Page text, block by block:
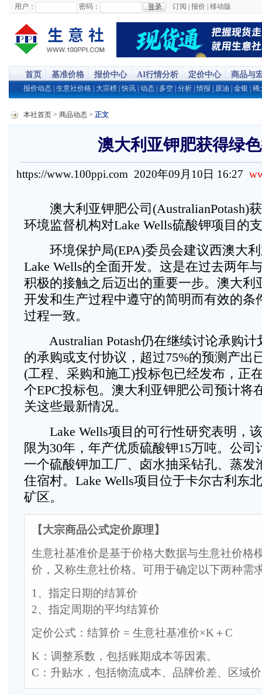
用户： 密码： 订阅 报价 移动版
首页 基准价格 报价中心 AI行情分析 定价中心 商品与
报价动态 生意社价格 大宗榜 |快讯 动态 多空 分析 |情报 原油 金银 稀
本社首页 > 商品动态 > 正文
澳大利亚钾肥获得绿
https://www.100ppi.com 2020年09月10日 16:27
澳大利亚钾肥公司(AustralianPotash)
环境监督机构对Lake Wells硫酸钾项目的
环境保护局(EPA)委员会建议西澳大利
Lake Wells的全面开发。这是在过去两年
积极的接触之后迈出的重要一步。澳大利
开发和生产过程中遵守的简明而有效的条
过程一致。
Australian Potash仍在继续讨论承购计
的承购或支付协议，超过75%的预测产出
(工程、采购和施工)投标包已经发布，正
个EPC投标包。澳大利亚钾肥公司预计将
关这些最新情况。
Lake Wells项目的可行性研究表明，
限为30年，年产优质硫酸钾15万吨。公司
一个硫酸钾加工厂、卤水抽采钻孔、蒸发
住宿村。Lake Wells项目位于卡尔古利东
矿区。
【大宗商品公式定价原理】
生意社基准价是基于价格大数据与生意社价格
价，又称生意社价格。可用于确定以下两种需
1、指定日期的结算价
2、指定周期的平均结算价
定价公式：结算价 = 生意社基准价×K＋C
K：调整系数，包括账期成本等因素。
C：升贴水，包括物流成本、品牌价差、区域